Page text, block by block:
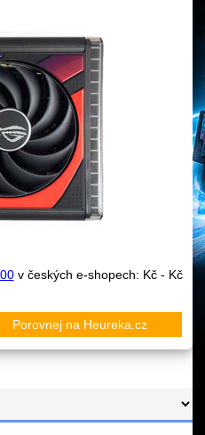
v českých e-shopech: Kč - Kč
Porovnej na Heureka.cz